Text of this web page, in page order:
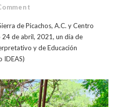
de Picachos, A.C. y Centro
de abril, 2021, un día de
y de Educación
IDEAS)